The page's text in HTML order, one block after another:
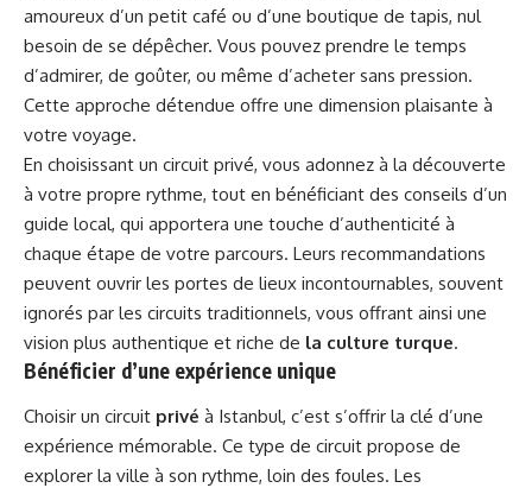
amoureux d’un petit café ou d’une boutique de tapis, nul
besoin de se dépêcher. Vous pouvez prendre le temps
d’admirer, de goûter, ou même d’acheter sans pression.
Cette approche détendue offre une dimension plaisante à
votre voyage.
En choisissant un circuit privé, vous adonnez à la découverte
à votre propre rythme, tout en bénéficiant des conseils d’un
guide local, qui apportera une touche d’authenticité à
chaque étape de votre parcours. Leurs recommandations
peuvent ouvrir les portes de lieux incontournables, souvent
ignorés par les circuits traditionnels, vous offrant ainsi une
vision plus authentique et riche de la culture turque.
Bénéficier d’une expérience unique
Choisir un circuit privé à Istanbul, c’est s’offrir la clé d’une
expérience mémorable. Ce type de circuit propose de
explorer la ville à son rythme, loin des foules. Les